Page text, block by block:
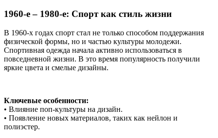
1960-е – 1980-е: Спорт как стиль жизни
В 1960-х годах спорт стал не только способом поддержания
физической формы, но и частью культуры молодежи.
Спортивная одежда начала активно использоваться в
повседневной жизни. В это время популярность получили
яркие цвета и смелые дизайны.
Ключевые особенности:
• Влияние поп-культуры на дизайн.
• Появление новых материалов, таких как нейлон и
полиэстер.